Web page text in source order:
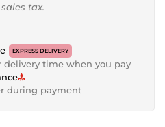
tax.
EXPRESS DELIVERY
delivery time when you pay
during payment